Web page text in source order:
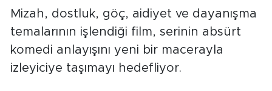
Mizah, dostluk, göç, aidiyet ve dayanışma
temalarının işlendiği film, serinin absürt
komedi anlayışını yeni bir macerayla
izleyiciye taşımayı hedefliyor.